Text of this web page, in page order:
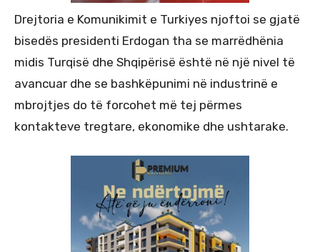
Drejtoria e Komunikimit e Turkiyes njoftoi se gjatë
bisedës presidenti Erdogan tha se marrëdhënia
midis Turqisë dhe Shqipërisë është në një nivel të
avancuar dhe se bashkëpunimi në industrinë e
mbrojtjes do të forcohet më tej përmes
kontakteve tregtare, ekonomike dhe ushtarake.